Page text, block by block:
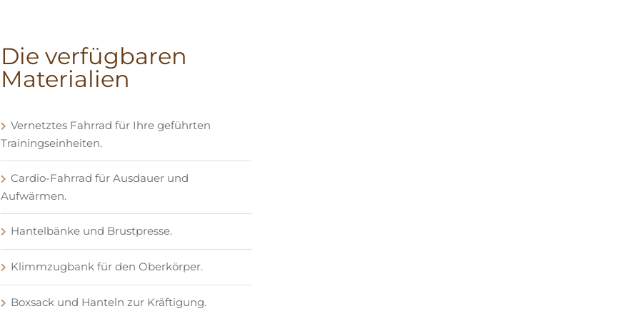
Die verfügbaren
Materialien
Vernetztes Fahrrad für Ihre geführten
Trainingseinheiten.
Cardio-Fahrrad für Ausdauer und
Aufwärmen.
Hantelbänke und Brustpresse.
Klimmzugbank für den Oberkörper.
Boxsack und Hanteln zur Kräftigung.